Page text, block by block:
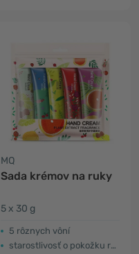
MQ
Sada krémov na ruky
5 x 30 g
5 rôznych vôní
starostlivosť o pokožku rúk